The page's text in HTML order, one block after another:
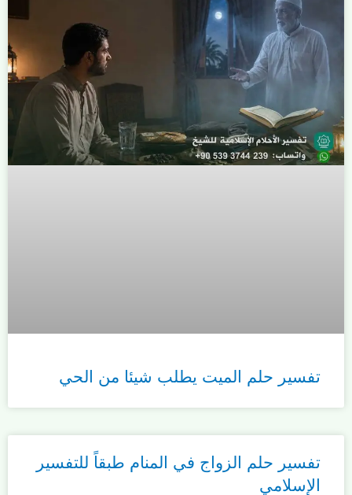
تفسير حلم الميت يطلب شيئا من الحي
تفسير حلم الزواج في المنام طبقاً للتفسير
الإسلامي